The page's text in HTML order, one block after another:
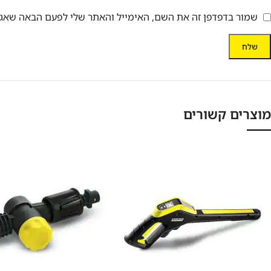
שמור בדפדפן זה את השם, האימייל והאתר שלי לפעם הבאה
מוצרים קשורים